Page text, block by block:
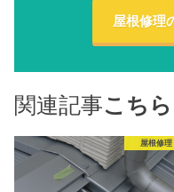
屋根修理
関連記事こち
屋根修理